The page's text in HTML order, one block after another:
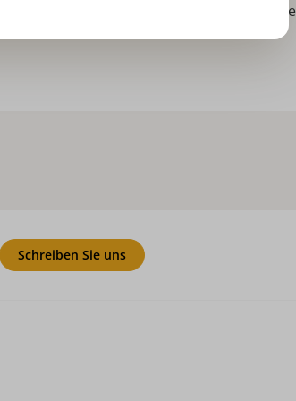
Handarbeit aus dem
Schreiben Sie uns